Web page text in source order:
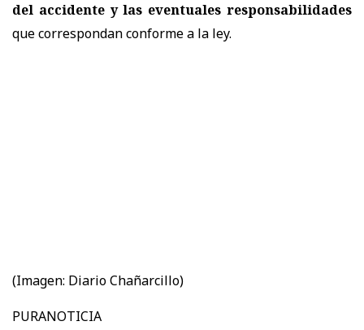
del accidente y las eventuales responsabilidades
que correspondan conforme a la ley.
(Imagen: Diario Chañarcillo)
PURANOTICIA